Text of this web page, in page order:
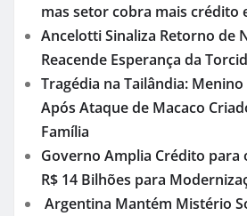
mas setor cobra mais crédito
Ancelotti Sinaliza Retorno de
Reacende Esperança da
Tragédia na Tailândia:
Após Ataque de Macaco
Família
Governo Amplia Crédito para
R$ 14 Bilhões para
Argentina Mantém Mistério